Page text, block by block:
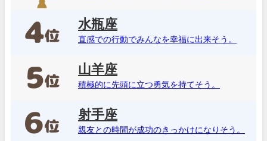
水瓶座
直感での行動でみんなを幸福に出来そう。
山羊座
積極的に先頭に立つ勇気を持てそう。
射手座
親友との時間が成功のきっかけになりそう。